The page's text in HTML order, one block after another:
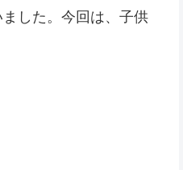
した。今回は、子供